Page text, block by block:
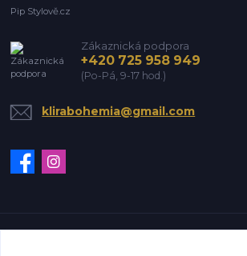
Pip Stylově.cz
Zákaznická podpora
+420 725 958 949
(Po-Pá, 9-17 hod.)
klirabohemia@gmail.com